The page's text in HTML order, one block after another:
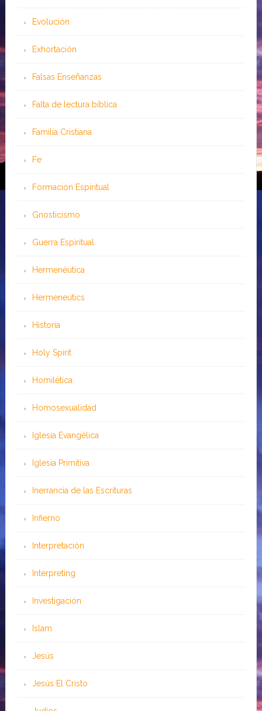
Evolución
Exhortación
Falsas Enseñanzas
Falta de lectura bíblica
Familia Cristiana
Fe
Formación Espiritual
Gnosticismo
Guerra Espiritual
Hermenéutica
Hermeneutics
Historia
Holy Spirit
Homilética
Homosexualidad
Iglesia Evangélica
Iglesia Primitiva
Inerrancia de las Escrituras
Infierno
Interpretación
Interpreting
Investigación
Islam
Jesús
Jesús El Cristo